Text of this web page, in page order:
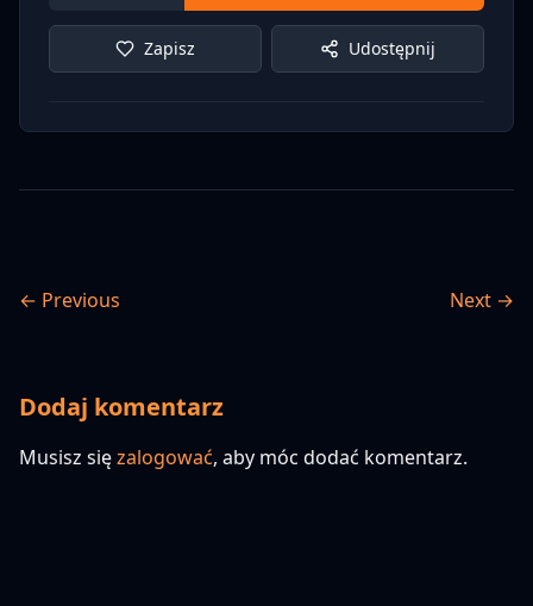
Zapisz Udostępnij
← Previous Next →
Dodaj komentarz
Musisz sięzalogować, aby móc dodać komentarz.